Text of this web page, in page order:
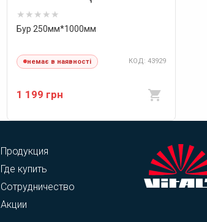
Бур 250мм*1000мм
немає в наявності КОД: 43929
1 199 грн
Продукция
Где купить
Сотрудничество
Акции